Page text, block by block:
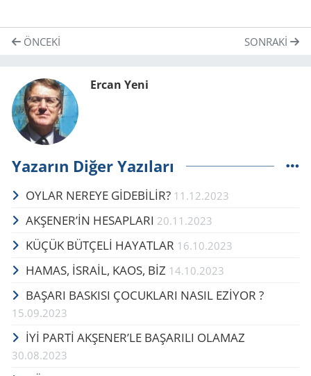
ÖNCEKI SONRAKI
Ercan Yeni
Yazarın Diğer Yazıları
OYLAR NEREYE GİDEBİLİR? 11.12.2023
AKŞENER’İN HESAPLARI 20.11.2023
KÜÇÜK BÜTÇELİ HAYATLAR 16.10.2023
HAMAS, İSRAİL, KAOS, BİZ 14.10.2023
BAŞARI BASKISI ÇOCUKLARI NASIL EZİYOR ?
15.09.2023
İYİ PARTİ AKŞENER’LE BAŞARILI OLAMAZ
30.08.2023